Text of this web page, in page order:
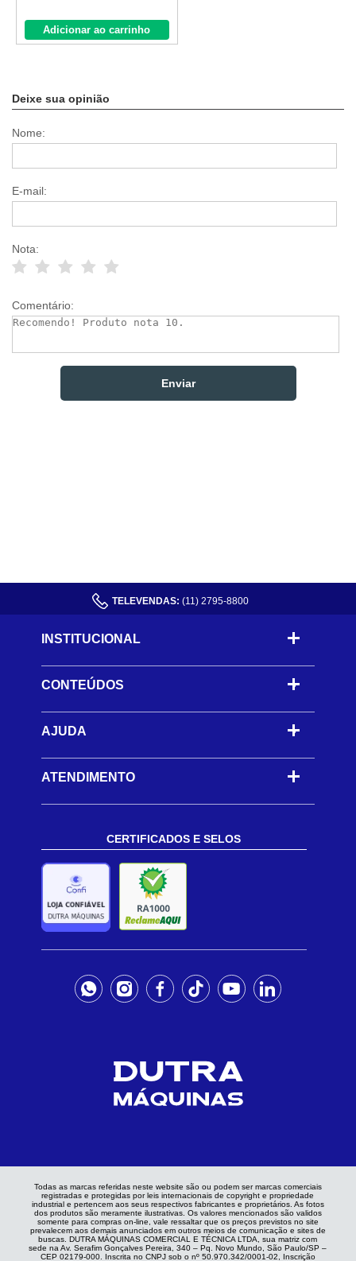
Adicionar ao carrinho
Deixe sua opinião
Nome:
E-mail:
Nota:
Comentário:
TELEVENDAS: (11) 2795-8800
INSTITUCIONAL
CONTEÚDOS -
AJUDA -
ATENDIMENTO
CERTIFICADOS E SELOS
Todas as marcas referidas neste website são ou podem ser marcas comerciais
registradas e protegidas por leis internacionais de copyright e propriedade
industrial e pertencem aos seus respectivos fabricantes e proprietários. As fotos
dos produtos são meramente ilustrativas. Os valores mencionados são validos
somente para compras on-line, vale ressaltar que os preços previstos no site
prevalecem aos demais anunciados em outros meios de comunicação e sites de
buscas. DUTRA MÁQUINAS COMERCIAL E TÉCNICA LTDA, sua matriz com
sede na Av. Serafim Gonçalves Pereira, 340 – Pq. Novo Mundo, São Paulo/SP –
CEP 02179-000. Inscrita no CNPJ sob o nº 50.970.342/0001-02, Inscrição